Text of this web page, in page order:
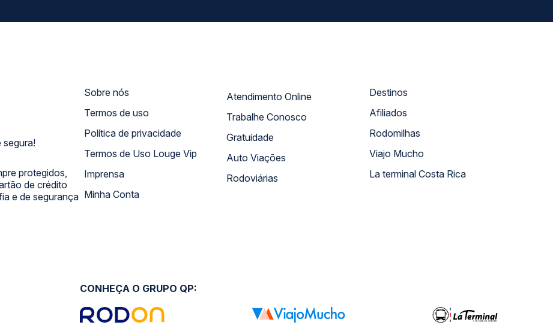
segura!
protegidos,
de crédito
e de segurança
Sobre nós
Termos de uso
Política de privacidade
Termos de Uso Louge Vip
Imprensa
Minha Conta
Atendimento Online
Trabalhe Conosco
Gratuidade
Auto Viações
Rodoviárias
Destinos
Afiliados
Rodomilhas
Viajo Mucho
La terminal Costa Rica
CONHEÇA O GRUPO QP: